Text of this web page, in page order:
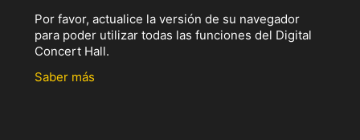
Por favor, actualice la versión de su navegador
para poder utilizar todas las funciones del Digital
Concert Hall.
Saber más